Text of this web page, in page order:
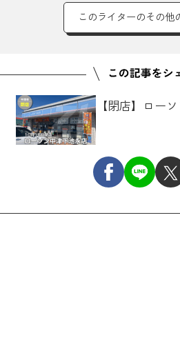
このライターのその他
【閉店】ロー